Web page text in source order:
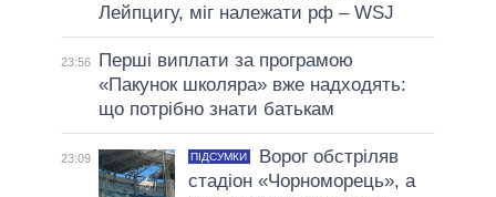
Лейпцигу, міг належати рф – WSJ
23:56
Перші виплати за програмою
«Пакунок школяра» вже надходять:
що потрібно знати батькам
23:09 ПІДСУМКИ
Ворог обстріляв
стадіон «Чорноморець», а